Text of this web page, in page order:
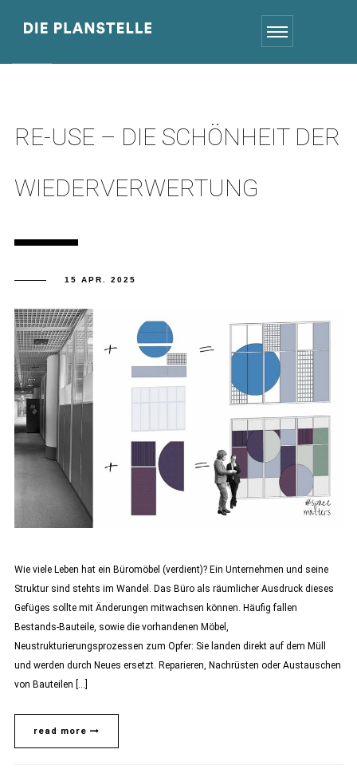
RE-USE – DIE SCHÖNHEIT DER
WIEDERVERWERTUNG
15 APR. 2025
Wie viele Leben hat ein Büromöbel (verdient)? Ein Unternehmen und seine
Struktur sind stehts im Wandel. Das Büro als räumlicher Ausdruck dieses
Gefüges sollte mit Änderungen mitwachsen können. Häufig fallen
Bestands-Bauteile, sowie die vorhandenen Möbel,
Neustrukturierungsprozessen zum Opfer: Sie landen direkt auf dem Müll
und werden durch Neues ersetzt. Reparieren, Nachrüsten oder Austauschen
von Bauteilen […]
read more